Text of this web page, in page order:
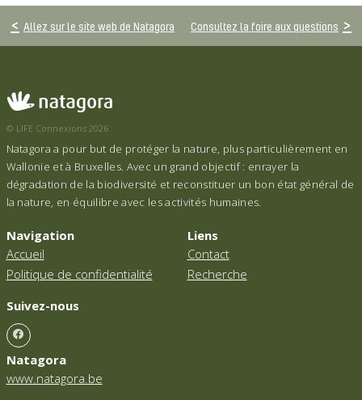
Allez sur le site web de Natagora Consultez la foire aux questions
© LIFE Connexions 2026
Natagora a pour but de protéger la nature, plus particulièrement en
Wallonie et à Bruxelles. Avec un grand objectif : enrayer la
dégradation de la biodiversité et reconstituer un bon état général de
la nature, en équilibre avec les activités humaines.
Navigation
Accueil
Politique de confidentialité
Liens
Contact
Recherche
Suivez-nous
Natagora
www.natagora.be